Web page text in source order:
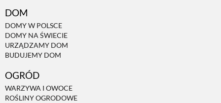
DOM
DOMY W POLSCE
DOMY NA ŚWIECIE
URZĄDZAMY DOM
BUDUJEMY DOM
OGRÓD
WARZYWA I OWOCE
ROŚLINY OGRODOWE
PROJEKTOWANIE OGRODU